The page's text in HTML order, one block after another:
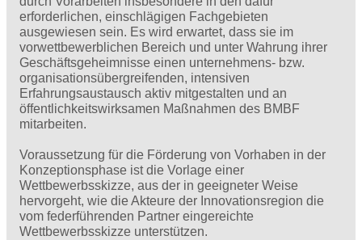
erforderlichen, einschlägigen Fach­gebieten
ausgewiesen sein. Es wird erwartet, dass sie im
vorwettbewerblichen Bereich und unter Wahrung ihrer
Geschäftsgeheimnisse einen unternehmens- bzw.
organisationsübergreifenden, intensiven
Erfahrungsaustausch aktiv mitgestalten und an
öffentlichkeitswirksamen Maßnahmen des BMBF
mitarbeiten.
Voraussetzung für die Förderung von Vorhaben in der
Konzeptionsphase ist die Vorlage einer
Wettbewerbsskizze, aus der in geeigneter Weise
hervorgeht, wie die Akteure der Innovationsregion die
vom federführenden Partner eingereichte
Wettbewerbsskizze unterstützen.